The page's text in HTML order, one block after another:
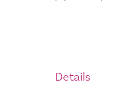
Details